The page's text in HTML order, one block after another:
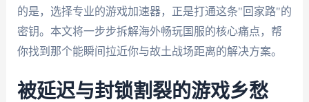
的是，选择专业的游戏加速器，正是打通这条"回家路"的
密钥。本文将一步步拆解海外畅玩国服的核心痛点，帮
你找到那个能瞬间拉近你与故土战场距离的解决方案。
被延迟与封锁割裂的游戏乡愁